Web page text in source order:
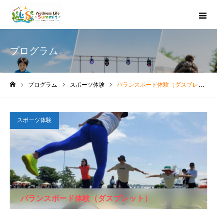
プログラム
プログラム スポーツ体験 バランスボード体験（ダスブレット）
スポーツ体験
バランスボード体験（ダスブレット）